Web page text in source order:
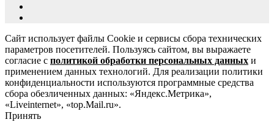
Сайт использует файлы Cookie и сервисы сбора технических
параметров посетителей. Пользуясь сайтом, вы выражаете
согласие с политикой обработки персональных данных и
применением данных технологий. Для реализации политики
конфиденциальности используются программные средства
сбора обезличенных данных: «Яндекс.Метрика»,
«Liveinternet», «top.Mail.ru».
Принять